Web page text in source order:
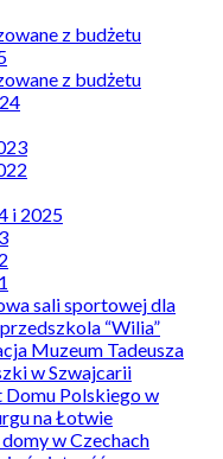
z budżetu
z budżetu
i 2025
sali sportowej dla
“Wilia”
Muzeum Tadeusza
w Szwajcarii
Domu Polskiego w
na Łotwie
w Czechach